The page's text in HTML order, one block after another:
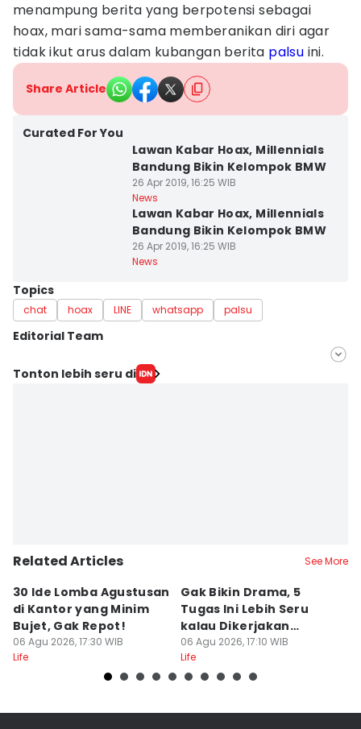
menampung berita yang berpotensi sebagai
hoax, mari sama-sama memberanikan diri agar
tidak ikut arus dalam kubangan berita palsu ini.
Share Article
Curated For You
Lawan Kabar Hoax, Millennials
Bandung Bikin Kelompok BMW
26 Apr 2019, 16:25 WIB
News
Lawan Kabar Hoax, Millennials
Bandung Bikin Kelompok BMW
26 Apr 2019, 16:25 WIB
News
Topics
chat hoax LINE whatsapp palsu
Editorial Team
Editor
Tonton lebih seru di
Related Articles See More
30 Ide Lomba Agustusan
di Kantor yang Minim
Bujet, Gak Repot!
06 Agu 2026, 17:30 WIB
Life
Gak Bikin Drama, 5
Tugas Ini Lebih Seru
kalau Dikerjakan
Bersama
06 Agu 2026, 17:10 WIB
Life